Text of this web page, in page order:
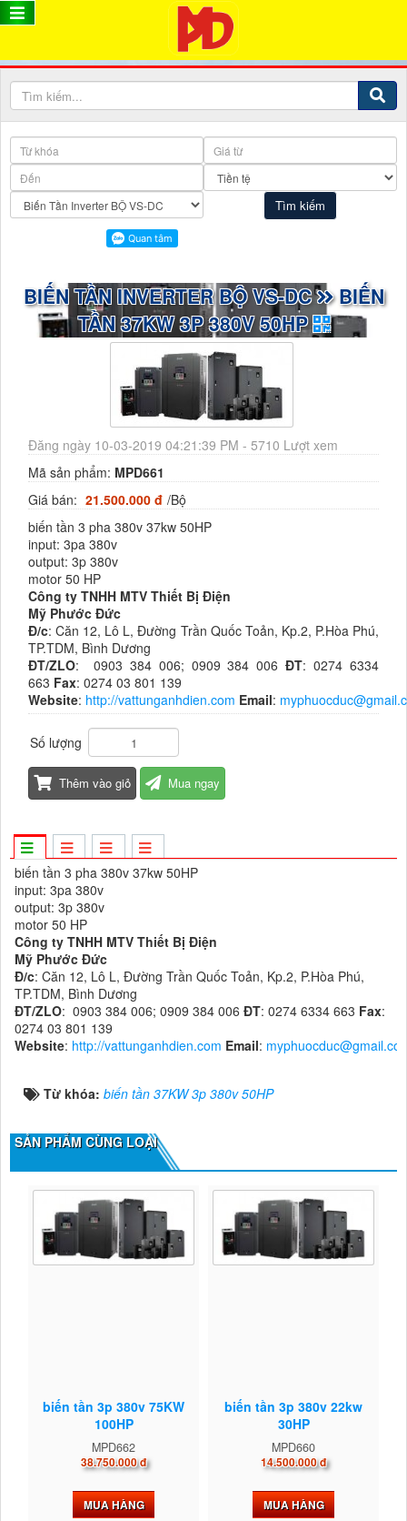
BIẾN TẦN INVERTER BỘ VS-DC BIẾN
TẦN 37KW 3P 380V 50HP
Đăng ngày 10-03-2019 04:21:39 PM - 5710 Lượt xem
Mã sản phẩm: MPD661
Giá bán: 21.500.000 đ /Bộ
biến tần 3 pha 380v 37kw 50HP
input: 3pa 380v
output: 3p 380v
motor 50 HP
Công ty TNHH MTV Thiết Bị Điện
Mỹ Phước Đức
Đ/c: Căn 12, Lô L, Đường Trần Quốc Toản, Kp.2, P.Hòa Phú,
TP.TDM, Bình Dương
ĐT/ZLO: 0903 384 006; 0909 384 006ĐT: 0274 6334
663 Fax: 0274 03 801 139
Website: http://vattunganhdien.com Email:
Số lượng
Thêm vào giỏ Mua ngay
biến tần 3 pha 380v 37kw 50HP
input: 3pa 380v
output: 3p 380v
motor 50 HP
Công ty TNHH MTV Thiết Bị Điện
Mỹ Phước Đức
Đ/c: Căn 12, Lô L, Đường Trần Quốc Toản, Kp.2, P.Hòa Phú,
TP.TDM, Bình Dương
ĐT/ZLO: 0903 384 006; 0909 384 006 ĐT: 0274 6334 663 Fax:
0274 03 801 139
Website: http://vattunganhdien.com Email:
Từ khóa: biến tần 37KW 3p 380v 50HP
SẢN PHẨM CÙNG LOẠI
biến tần 3p 380v 75KW
100HP
MPD662
38.750.000 đ
MUA HÀNG
biến tần 3p 380v 22kw
30HP
MPD660
14.500.000 đ
MUA HÀNG